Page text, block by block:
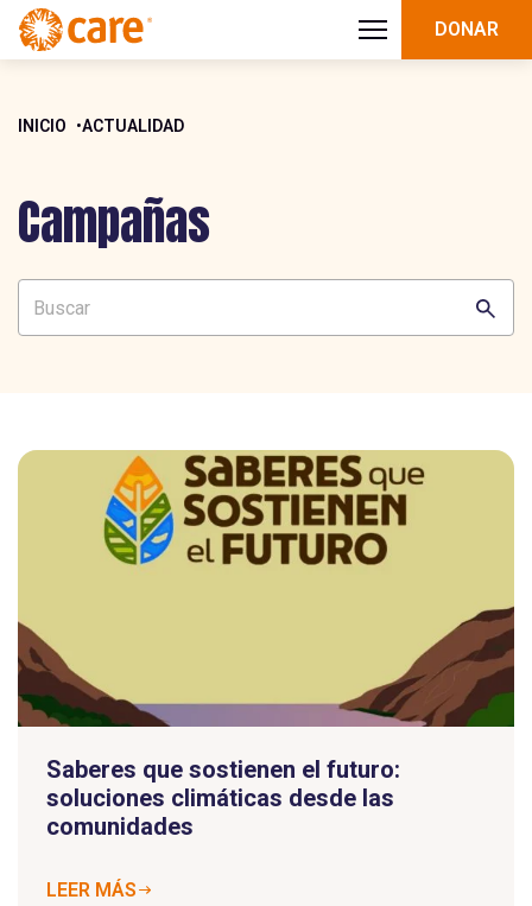
DONAR
INICIO ACTUALIDAD
Campañas
Saberes que sostienen el futuro:
soluciones climáticas desde las
comunidades
LEER MÁS